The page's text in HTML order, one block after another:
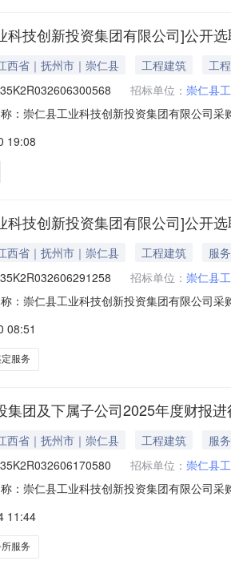
科技创新投资集团有限公司]公开
西省｜抚州市｜崇仁县 工程建筑
工程
招标单位： 崇仁县
：崇仁县工业科技创新投资集团有限公司
区集中供热建设项目可行性研究报告编制
19:08
科技创新投资集团有限公司]公开
西省｜抚州市｜崇仁县 工程建筑
服务
招标单位： 崇仁县
：崇仁县工业科技创新投资集团有限公司
构）筑物检测鉴定取费标准”和“建（构）筑
08:51
服务
集团及下属子公司2025年度财报
西省｜抚州市｜崇仁县 工程建筑
服务
招标单位： 崇仁县
：崇仁县工业科技创新投资集团有限公司
家发改委，财政部关于《江西省会计事务
11:44
服务